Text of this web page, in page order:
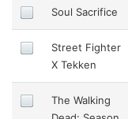
Soul Sacrifice
Street Fighter
X Tekken
The Walking